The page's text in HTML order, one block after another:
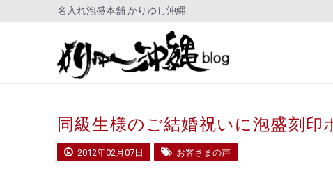
名入れ泡盛本舗 かりゆし沖縄
同級生様のご結婚祝いに泡盛刻印
2012年02月07日 お客さまの声